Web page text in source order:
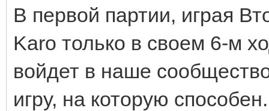
В первой партии, играя
Karo только в своем 6-м
войдет в наше
игру, на которую способен.